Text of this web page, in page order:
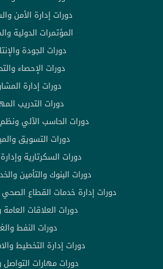
دورات إدارة الأمن
المؤتمرات الدولية
دورات الجودة
دورات الإحصاء
دورات إدارة
دورات التدريب
دورات الحاسب الآلي
دورات التسويق
دورات السكرتارية
دورات البنوك والتأمين
دورات إدارة خدمات القطاع الصحي
دورات العلاقات العامة
دورات النفط
دورات إدارة التخطيط
دورات مهارات التواصل